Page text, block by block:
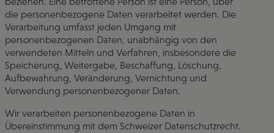
die personenbezogene Daten verarbeitet werden. Die
Verarbeitung umfasst jeden Umgang mit
personenbezogenen Daten, unabhängig von den
verwendeten Mitteln und Verfahren, insbesondere die
Speicherung, Weitergabe, Beschaffung, Löschung,
Aufbewahrung, Veränderung, Vernichtung und
Verwendung personenbezogener Daten.
Wir verarbeiten personenbezogene Daten in
Übereinstimmung mit dem Schweizer Datenschutzrecht.